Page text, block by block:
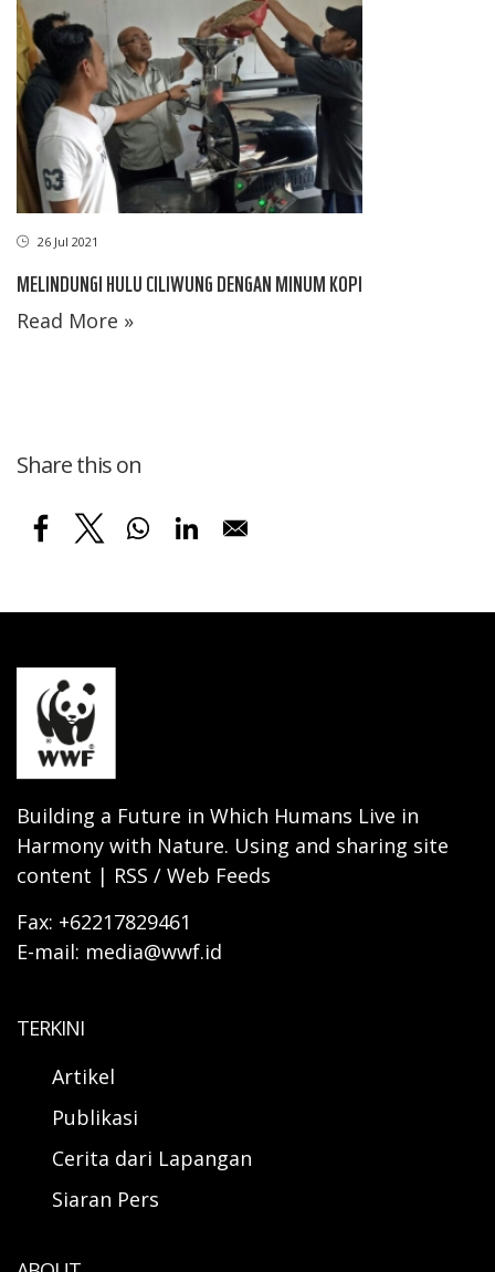
26 Jul 2021
MELINDUNGI HULU CILIWUNG DENGAN MINUM KOPI
Read More »
Share this on
Building a Future in Which Humans Live in
Harmony with Nature. Using and sharing site
content | RSS / Web Feeds
Fax: +62217829461
E-mail: media@wwf.id
TERKINI
Artikel
Publikasi
Cerita dari Lapangan
Siaran Pers